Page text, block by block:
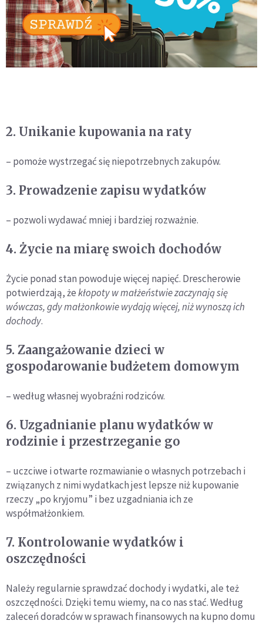
2. Unikanie kupowania na raty
– pomoże wystrzegać się niepotrzebnych zakupów.
3. Prowadzenie zapisu wydatków
– pozwoli wydawać mniej i bardziej rozważnie.
4. Życie na miarę swoich dochodów
Życie ponad stan powoduje więcej napięć. Drescherowie
potwierdzają, żekłopoty w małżeństwie zaczynają się
wówczas, gdy małżonkowie wydają więcej, niż wynoszą ich
dochody.
5. Zaangażowanie dzieci w
gospodarowanie budżetem domowym
– według własnej wyobraźni rodziców.
6. Uzgadnianie planu wydatków w
rodzinie i przestrzeganie go
– uczciwe i otwarte rozmawianie o własnych potrzebach i
związanych z nimi wydatkach jest lepsze niż kupowanie
rzeczy „po kryjomu” i bez uzgadniania ich ze
współmałżonkiem.
7. Kontrolowanie wydatków i
oszczędności
Należy regularnie sprawdzać dochody i wydatki, ale też
oszczędności. Dzięki temu wiemy, na co nas stać. Według
zaleceń doradców w sprawach finansowych na kupno domu